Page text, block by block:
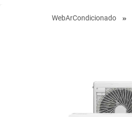
WebArCondicionado